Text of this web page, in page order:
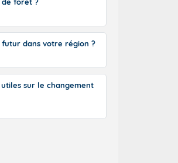
dans votre région ?
utiles sur le changement